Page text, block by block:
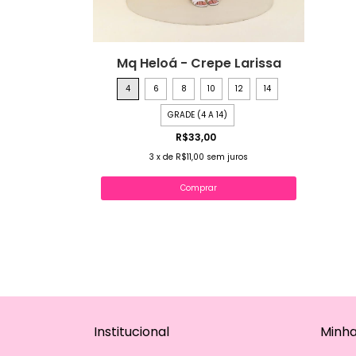
Mq Heloá - Crepe Larissa
4 6 8 10 12 14
GRADE (4 A 14)
R$33,00
3 xde R$11,00 sem juros
Comprar
Institucional